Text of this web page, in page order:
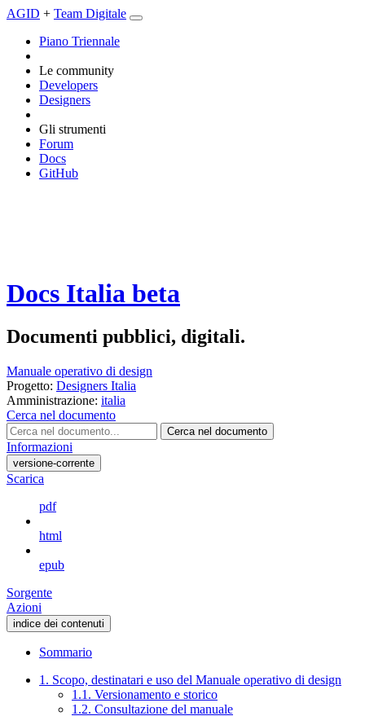
AGID + Team Digitale
Piano Triennale
Le community
Developers
Designers
Gli strumenti
Forum
Docs
GitHub
Docs Italia beta
Documenti pubblici, digitali.
Manuale operativo di design
Progetto: Designers Italia
Amministrazione: italia
Cerca nel documento
Cerca nel documento
Informazioni
versione-corrente
Scarica
pdf
html
epub
Sorgente
Azioni
indice dei contenuti
Sommario
1. Scopo, destinatari e uso del Manuale operativo di design
1.1. Versionamento e storico
1.2. Consultazione del manuale